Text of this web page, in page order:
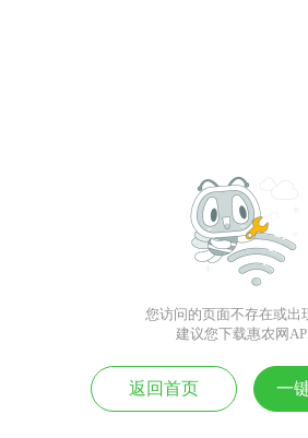
您访问的页面不存在或出
建议您下载惠农网
返回首页 一